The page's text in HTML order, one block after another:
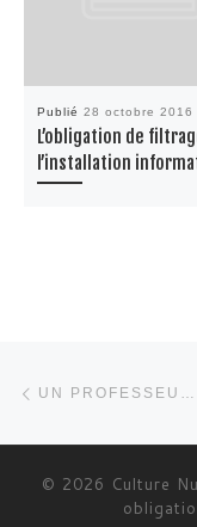
Publié 28 octobre 2016
L’obligation de
l’installation
Parcourir les
© 2026 Culture